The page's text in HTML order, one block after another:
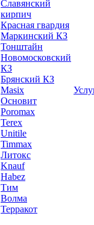
Славянский
кирпич
Красная гвардия
Маркинский КЗ
Тонштайн
Новомосковский
КЗ
Брянский КЗ
Masix
Основит
Poromax
Terex
Unitile
Timmax
Литокс
Knauf
Habez
Тим
Волма
Терракот